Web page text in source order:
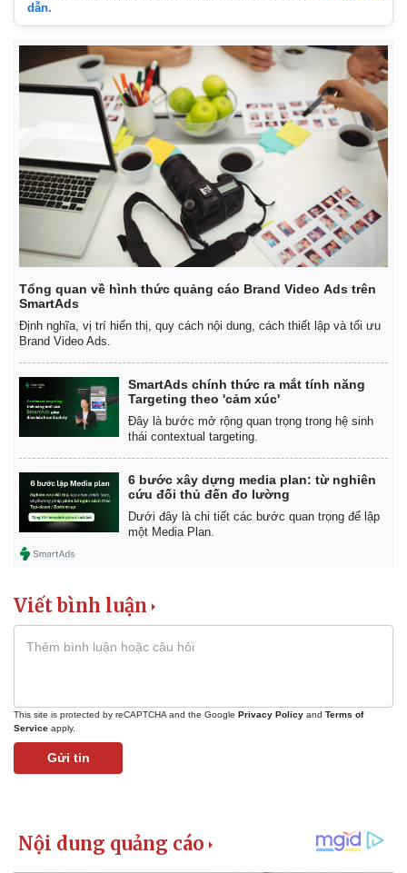
Kinh tế
Bất động sản
Khởi nghiệp
Giá vàng
Tiêu dùng
Tỷ giá
Chứng khoán
Giá cà phê
dẫn.
Tổng quan về hình thức quảng cáo Brand Video Ads trên
SmartAds
Định nghĩa, vị trí hiển thị, quy cách nội dung, cách thiết lập và tối ưu
Brand Video Ads.
SmartAds chính thức ra mắt tính năng
Targeting theo 'cảm xúc'
Đây là bước mở rộng quan trọng trong hệ sinh
thái contextual targeting.
6 bước xây dựng media plan: từ nghiên
cứu đối thủ đến đo lường
Dưới đây là chi tiết các bước quan trọng để lập
một Media Plan.
Viết bình luận
This site is protected by reCAPTCHA and the Google Privacy Policy and Terms of
Service apply.
Gửi tin